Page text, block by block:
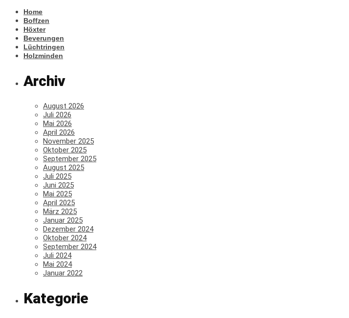
Home
Boffzen
Höxter
Beverungen
Lüchtringen
Holzminden
Archiv
August 2026
Juli 2026
Mai 2026
April 2026
November 2025
Oktober 2025
September 2025
August 2025
Juli 2025
Juni 2025
Mai 2025
April 2025
März 2025
Januar 2025
Dezember 2024
Oktober 2024
September 2024
Juli 2024
Mai 2024
Januar 2022
Kategorie